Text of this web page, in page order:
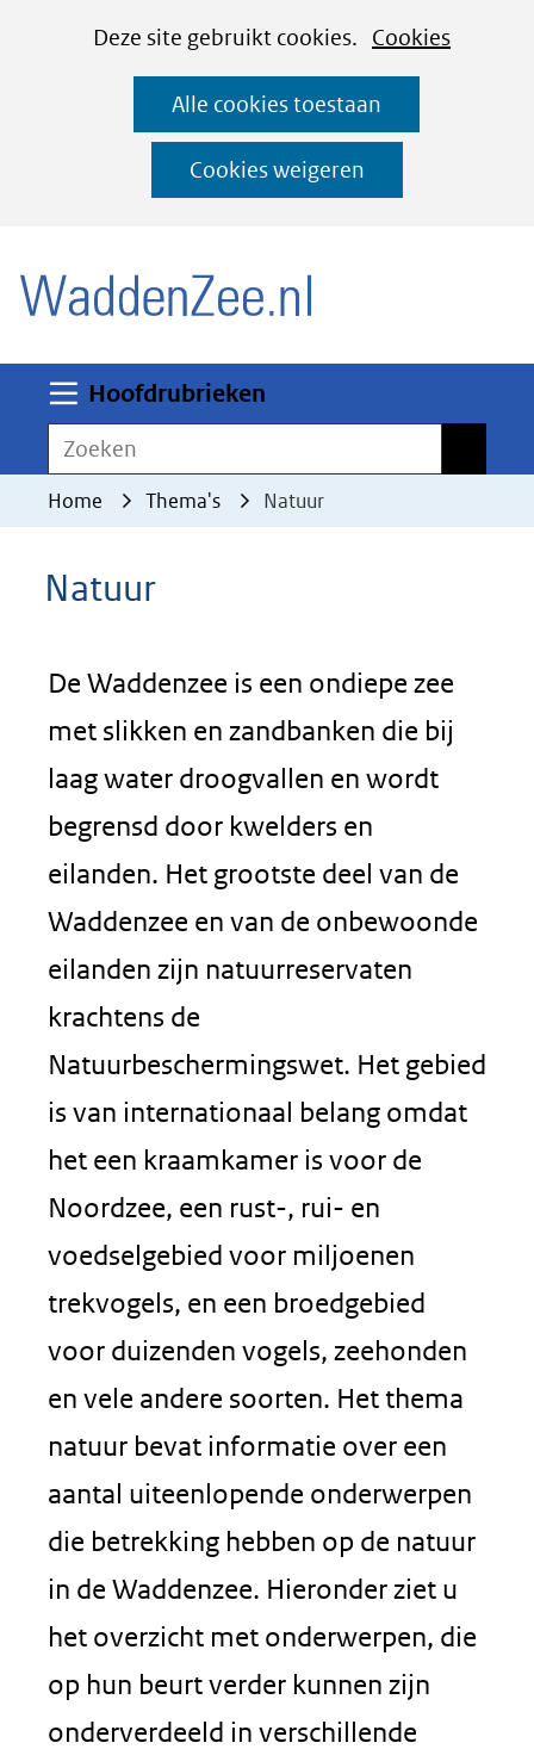
CookiesDeze site gebruikt cookies. Cookies
deze
worden
toegestaan
geweigerd.
Alle cookies toestaan
Cookies weigeren
Ga
naar
de
inhoud
Hoofdrubrieken
Zoeken
Home Thema's Natuur
Natuur
De Waddenzee is een ondiepe zee
met slikken en zandbanken die bij
laag water droogvallen en wordt
begrensd door kwelders en
eilanden. Het grootste deel van de
Waddenzee en van de onbewoonde
eilanden zijn natuurreservaten
krachtens de
Natuurbeschermingswet. Het gebied
is van internationaal belang omdat
het een kraamkamer is voor de
Noordzee, een rust-, rui- en
voedselgebied voor miljoenen
trekvogels, en een broedgebied
voor duizenden vogels, zeehonden
en vele andere soorten. Het thema
natuur bevat informatie over een
aantal uiteenlopende onderwerpen
die betrekking hebben op de natuur
in de Waddenzee. Hieronder ziet u
het overzicht met onderwerpen, die
op hun beurt verder kunnen zijn
onderverdeeld in verschillende